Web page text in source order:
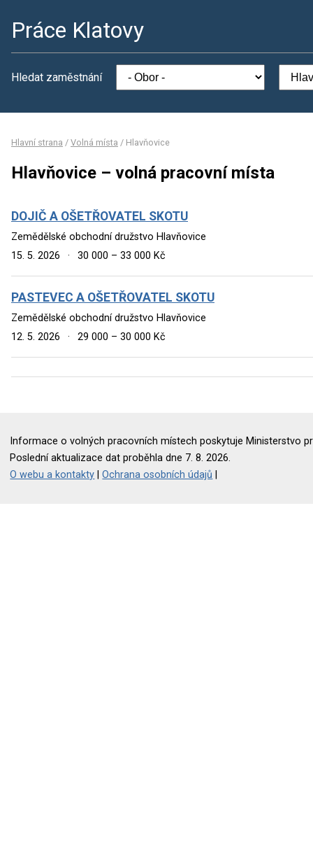
Práce Klatovy
Hledat zaměstnání
Hlavní strana / Volná místa / Hlavňovice
Hlavňovice – volná pracovní místa
DOJIČ A OŠETŘOVATEL SKOTU
Zemědělské obchodní družstvo Hlavňovice
15. 5. 2026
· 30 000 – 33 000 Kč
PASTEVEC A OŠETŘOVATEL SKOTU
Zemědělské obchodní družstvo Hlavňovice
12. 5. 2026
· 29 000 – 30 000 Kč
Informace o volných pracovních místech poskytuje Ministerstvo
Poslední aktualizace dat proběhla dne 7. 8. 2026.
O webu a kontakty |Ochrana osobních údajů